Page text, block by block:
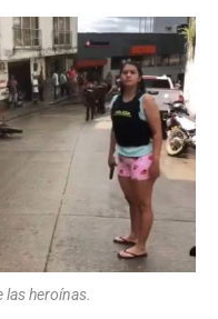
las heroínas.